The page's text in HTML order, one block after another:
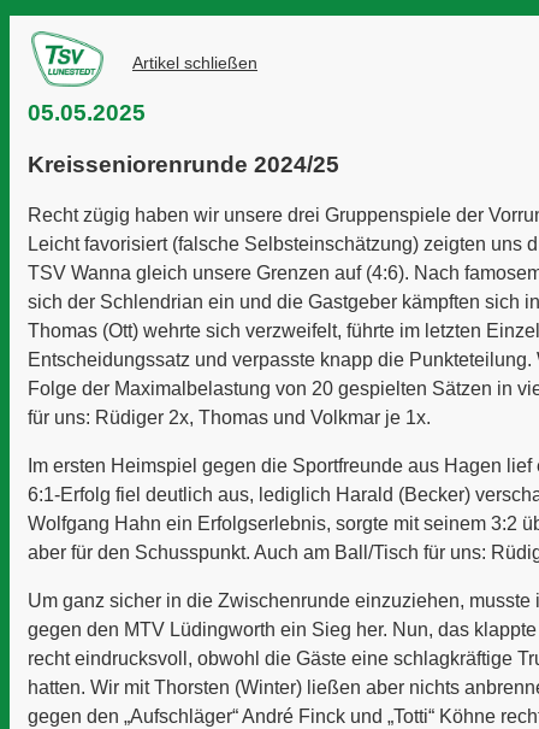
Artikel schließen
05.05.2025
Kreisseniorenrunde 2024/25
Recht zügig haben wir unsere drei Gruppenspiele der
Leicht favorisiert (falsche Selbsteinschätzung) zeigten uns
TSV Wanna gleich unsere Grenzen auf (4:6). Nach
sich der Schlendrian ein und die Gastgeber kämpften sich
Thomas (Ott) wehrte sich verzweifelt, führte im letzten
Entscheidungssatz und verpasste knapp die
Folge der Maximalbelastung von 20 gespielten Sätzen in
für uns: Rüdiger 2x, Thomas und Volkmar je 1x.
Im ersten Heimspiel gegen die Sportfreunde aus Hagen lief
6:1-Erfolg fiel deutlich aus, lediglich Harald (Becker)
Wolfgang Hahn ein Erfolgserlebnis, sorgte mit seinem 3:2
aber für den Schusspunkt. Auch am Ball/Tisch für uns:
Um ganz sicher in die Zwischenrunde einzuziehen, musste
gegen den MTV Lüdingworth ein Sieg her. Nun, das
recht eindrucksvoll, obwohl die Gäste eine schlagkräftige
hatten. Wir mitThorsten (Winter) ließen aber nichts
gegen den „Aufschläger“André Finck und „Totti“ Köhne